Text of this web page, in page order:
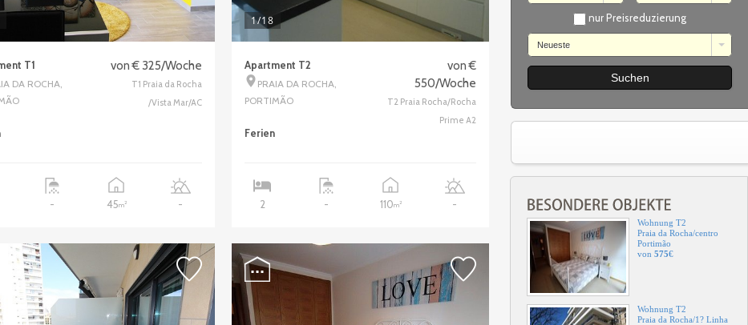
nur Preisreduzierung
Neueste
Praia da Rocha
von
von575€
Wohnung T2
Praia da Rocha/1? Linha
Portimão
von 550€
Wohnung T1+1
Praia da Rocha
T1
DA ROCHA,
von € 325/Woche
T1 Praia da Rocha
/Vista Mar/AC
- 45m2 -
1/18
Apartment T2
PRAIA DA ROCHA,
PORTIMÃO
von €
550/Woche
T2 Praia Rocha/Rocha
Prime A2
Ferien
2 - 110m2 -